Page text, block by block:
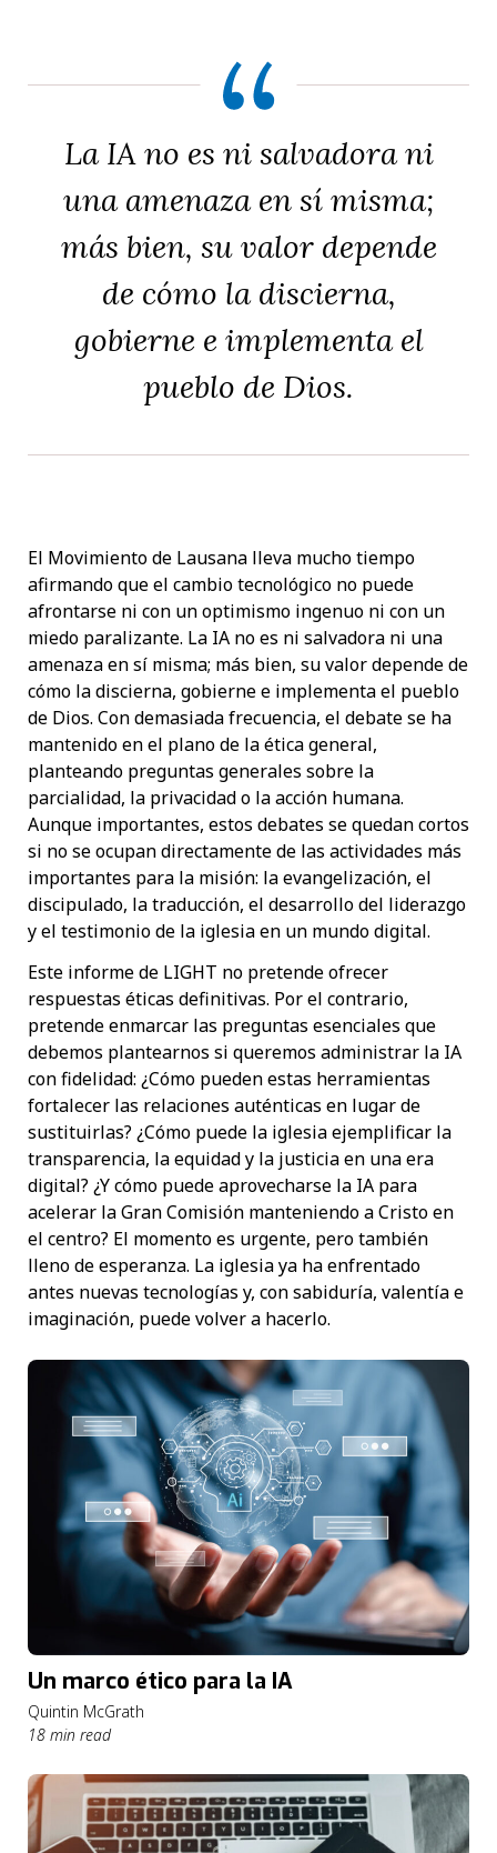
La IA no es ni salvadora ni
una amenaza en sí misma;
más bien, su valor depende
de cómo la discierna,
gobierne e implementa el
pueblo de Dios.
El Movimiento de Lausana lleva mucho tiempo
afirmando que el cambio tecnológico no puede
afrontarse ni con un optimismo ingenuo ni con un
miedo paralizante. La IA no es ni salvadora ni una
amenaza en sí misma; más bien, su valor depende de
cómo la discierna, gobierne e implementa el pueblo
de Dios. Con demasiada frecuencia, el debate se ha
mantenido en el plano de la ética general,
planteando preguntas generales sobre la
parcialidad, la privacidad o la acción humana.
Aunque importantes, estos debates se quedan cortos
si no se ocupan directamente de las actividades más
importantes para la misión: la evangelización, el
discipulado, la traducción, el desarrollo del liderazgo
y el testimonio de la iglesia en un mundo digital.
Este informe de LIGHT no pretende ofrecer
respuestas éticas definitivas. Por el contrario,
pretende enmarcar las preguntas esenciales que
debemos plantearnos si queremos administrar la IA
con fidelidad: ¿Cómo pueden estas herramientas
fortalecer las relaciones auténticas en lugar de
sustituirlas? ¿Cómo puede la iglesia ejemplificar la
transparencia, la equidad y la justicia en una era
digital? ¿Y cómo puede aprovecharse la IA para
acelerar la Gran Comisión manteniendo a Cristo en
el centro? El momento es urgente, pero también
lleno de esperanza. La iglesia ya ha enfrentado
antes nuevas tecnologías y, con sabiduría, valentía e
imaginación, puede volver a hacerlo.
Un marco ético para la IA
Quintin McGrath
18 min read